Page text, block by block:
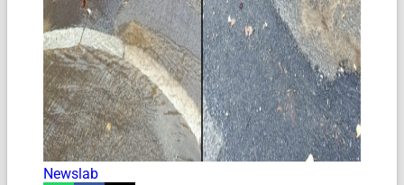
Newslab